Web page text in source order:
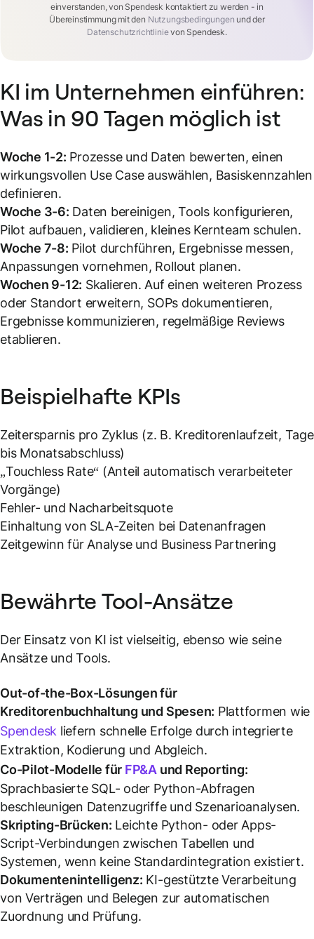
einverstanden, von Spendesk kontaktiert zu werden - in
Übereinstimmung mit den Nutzungsbedingungen und der
Datenschutzrichtlinievon Spendesk.
KI im Unternehmen einführen:
Was in 90 Tagen möglich ist
Woche 1-2: Prozesse und Daten bewerten, einen
wirkungsvollen Use Case auswählen, Basiskennzahlen
definieren.
Woche 3-6: Daten bereinigen, Tools konfigurieren,
Pilot aufbauen, validieren, kleines Kernteam schulen.
Woche 7-8: Pilot durchführen, Ergebnisse messen,
Anpassungen vornehmen, Rollout planen.
Wochen 9-12: Skalieren. Auf einen weiteren Prozess
oder Standort erweitern, SOPs dokumentieren,
Ergebnisse kommunizieren, regelmäßige Reviews
etablieren.
Beispielhafte KPIs
Zeitersparnis pro Zyklus (z. B. Kreditorenlaufzeit, Tage
bis Monatsabschluss)
„Touchless Rate“ (Anteil automatisch verarbeiteter
Vorgänge)
Fehler- und Nacharbeitsquote
Einhaltung von SLA-Zeiten bei Datenanfragen
Zeitgewinn für Analyse und Business Partnering
Bewährte Tool-Ansätze
Der Einsatz von KI ist vielseitig, ebenso wie seine
Ansätze und Tools.
Out-of-the-Box-Lösungen für
Kreditorenbuchhaltung und Spesen: Plattformen wie
Spendesk liefern schnelle Erfolge durch integrierte
Extraktion, Kodierung und Abgleich.
Co-Pilot-Modelle für FP&A und Reporting:
Sprachbasierte SQL- oder Python-Abfragen
beschleunigen Datenzugriffe und Szenarioanalysen.
Skripting-Brücken: Leichte Python- oder Apps-
Script-Verbindungen zwischen Tabellen und
Systemen, wenn keine Standardintegration existiert.
Dokumentenintelligenz: KI-gestützte Verarbeitung
von Verträgen und Belegen zur automatischen
Zuordnung und Prüfung.